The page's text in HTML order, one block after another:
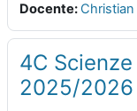
Docente: Christian
4C
2025/2026